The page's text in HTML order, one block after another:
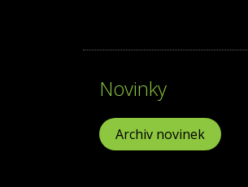
Novinky
Archiv novinek